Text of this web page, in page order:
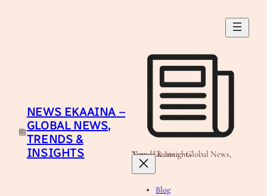
NEWS EKAAINA –
GLOBAL NEWS,
TRENDS &
INSIGHTS
News Ekaaina - Global News, Trends & Insights
Blog